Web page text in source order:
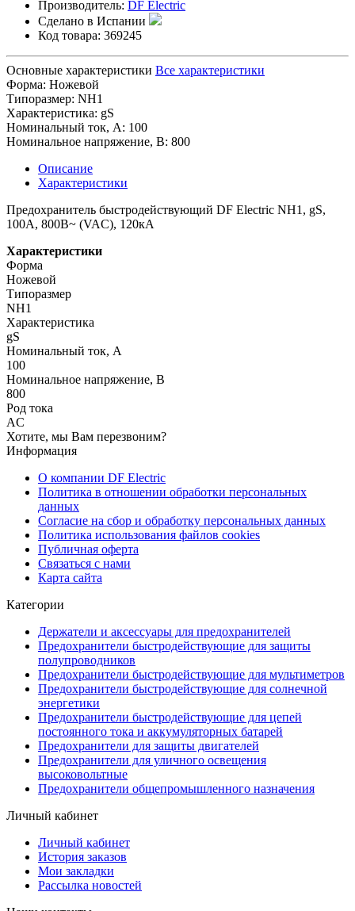
Производитель: DF Electric
Сделано в Испании
Код товара: 369245
Основные характеристики Все характеристики
Форма: Ножевой
Типоразмер: NH1
Характеристика: gS
Номинальный ток, А: 100
Номинальное напряжение, В: 800
Описание
Характеристики
Предохранитель быстродействующий DF Electric NH1, gS,
100А, 800В~ (VAC), 120кА
Характеристики
Форма
Ножевой
Типоразмер
NH1
Характеристика
gS
Номинальный ток, А
100
Номинальное напряжение, В
800
Род тока
AC
Хотите, мы Вам перезвоним?
Информация
О компании DF Electric
Политика в отношении обработки персональных
данных
Согласие на сбор и обработку персональных данных
Политика использования файлов cookies
Публичная оферта
Связаться с нами
Карта сайта
Категории
Держатели и аксессуары для предохранителей
Предохранители быстродействующие для защиты
полупроводников
Предохранители быстродействующие для мультиметров
Предохранители быстродействующие для солнечной
энергетики
Предохранители быстродействующие для цепей
постоянного тока и аккумуляторных батарей
Предохранители для защиты двигателей
Предохранители для уличного освещения
высоковольтные
Предохранители общепромышленного назначения
Личный кабинет
Личный кабинет
История заказов
Мои закладки
Рассылка новостей